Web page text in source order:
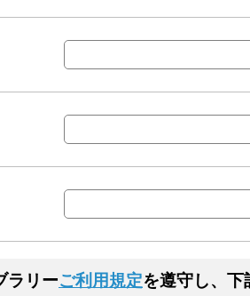
ラリーご利用規定を遵守し、下